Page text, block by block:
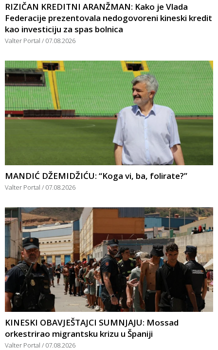
RIZIČAN KREDITNI ARANŽMAN: Kako je Vlada
Federacije prezentovala nedogovoreni kineski kredit
kao investiciju za spas bolnica
Valter Portal 07.08.2026
MANDIĆ DŽEMIDŽIĆU: “Koga vi, ba, folirate?”
Valter Portal 07.08.2026
KINESKI OBAVJEŠTAJCI SUMNJAJU: Mossad
orkestrirao migrantsku krizu u Španiji
Valter Portal 07.08.2026